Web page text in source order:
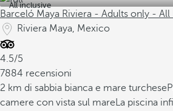
All inclusive
Barceló Maya Riviera - Adults only - All
Riviera Maya, Mexico
4.5/5
7884 recensioni
2 km di sabbia bianca e mare turchese
camere con vista sul mareLa piscina